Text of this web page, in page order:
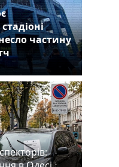
частину